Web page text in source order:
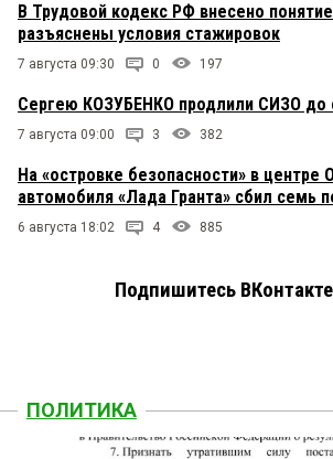
В Трудовой кодекс РФ внесено
разъяснены условия стажировок
7 августа 09:30 0 197
Сергею КОЗУБЕНКО продлили СИЗО до
7 августа 09:00 3 382
На «островке безопасности» в центре
автомобиля «Лада Гранта» сбил семь
6 августа 18:02 4 885
Подпишитесь
ПОЛИТИКА